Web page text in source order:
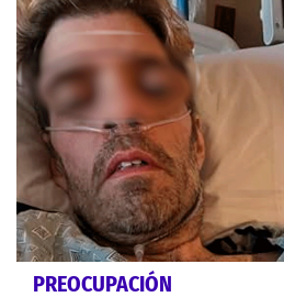
PREOCUPACIÓN